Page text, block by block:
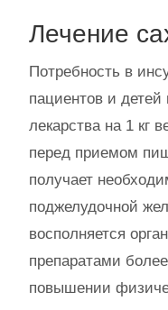
Лечение
Потребность в
пациентов и
лекарства на 1 кг
перед приемом
получает
поджелудочной
восполняется
препаратами
повышении